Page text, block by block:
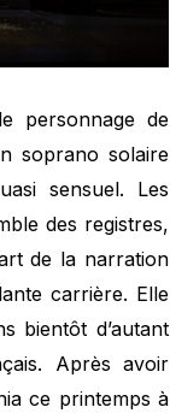
personnage de
soprano solaire
sensuel. Les
des registres,
de la narration
carrière. Elle
bientôt d’autant
Après avoir
ce printemps à